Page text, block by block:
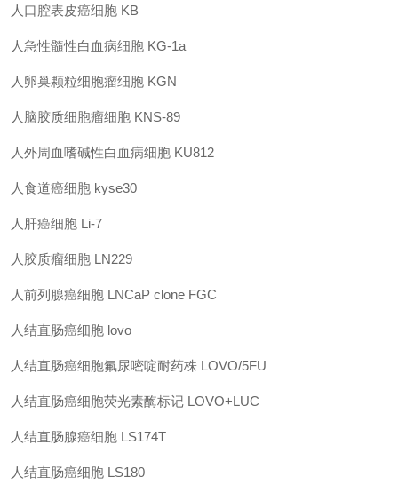
人口腔表皮癌细胞 KB
人急性髓性白血病细胞 KG-1a
人卵巢颗粒细胞瘤细胞 KGN
人脑胶质细胞瘤细胞 KNS-89
人外周血嗜碱性白血病细胞 KU812
人食道癌细胞 kyse30
人肝癌细胞 Li-7
人胶质瘤细胞 LN229
人前列腺癌细胞 LNCaP clone FGC
人结直肠癌细胞 lovo
人结直肠癌细胞氟尿嘧啶耐药株 LOVO/5FU
人结直肠癌细胞荧光素酶标记 LOVO+LUC
人结直肠腺癌细胞 LS174T
人结直肠癌细胞 LS180